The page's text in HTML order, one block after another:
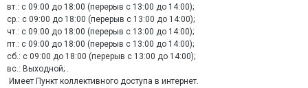
вт.: с 09:00 до 18:00 (перерыв с 13:00 до 14:00);
ср.: с 09:00 до 18:00 (перерыв с 13:00 до 14:00);
чт.: с 09:00 до 18:00 (перерыв с 13:00 до 14:00);
пт.: с 09:00 до 18:00 (перерыв с 13:00 до 14:00);
сб.: с 09:00 до 18:00 (перерыв с 13:00 до 14:00);
вс.: Выходной; .
Имеет Пункт коллективного доступа в интернет.